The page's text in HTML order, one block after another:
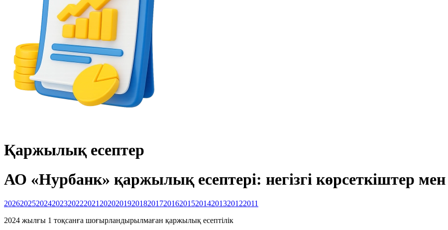
Қаржылық есептер
АО «Нурбанк» қаржылық есептері: негізгі көрсеткіштер
202620252024202320222021 2020201920182017201620152014201320122011
2024 жылғы 1 тоқсанға шоғырландырылмаған қаржылық есептілік